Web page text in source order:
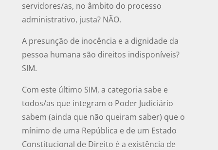
servidores/as, no âmbito do processo
administrativo, justa? NÃO.
A presunção de inocência e a dignidade da
pessoa humana são direitos indisponíveis?
SIM.
Com este último SIM, a categoria sabe e
todos/as que integram o Poder Judiciário
sabem (ainda que não queiram saber) que o
mínimo de uma República e de um Estado
Constitucional de Direito é a existência de